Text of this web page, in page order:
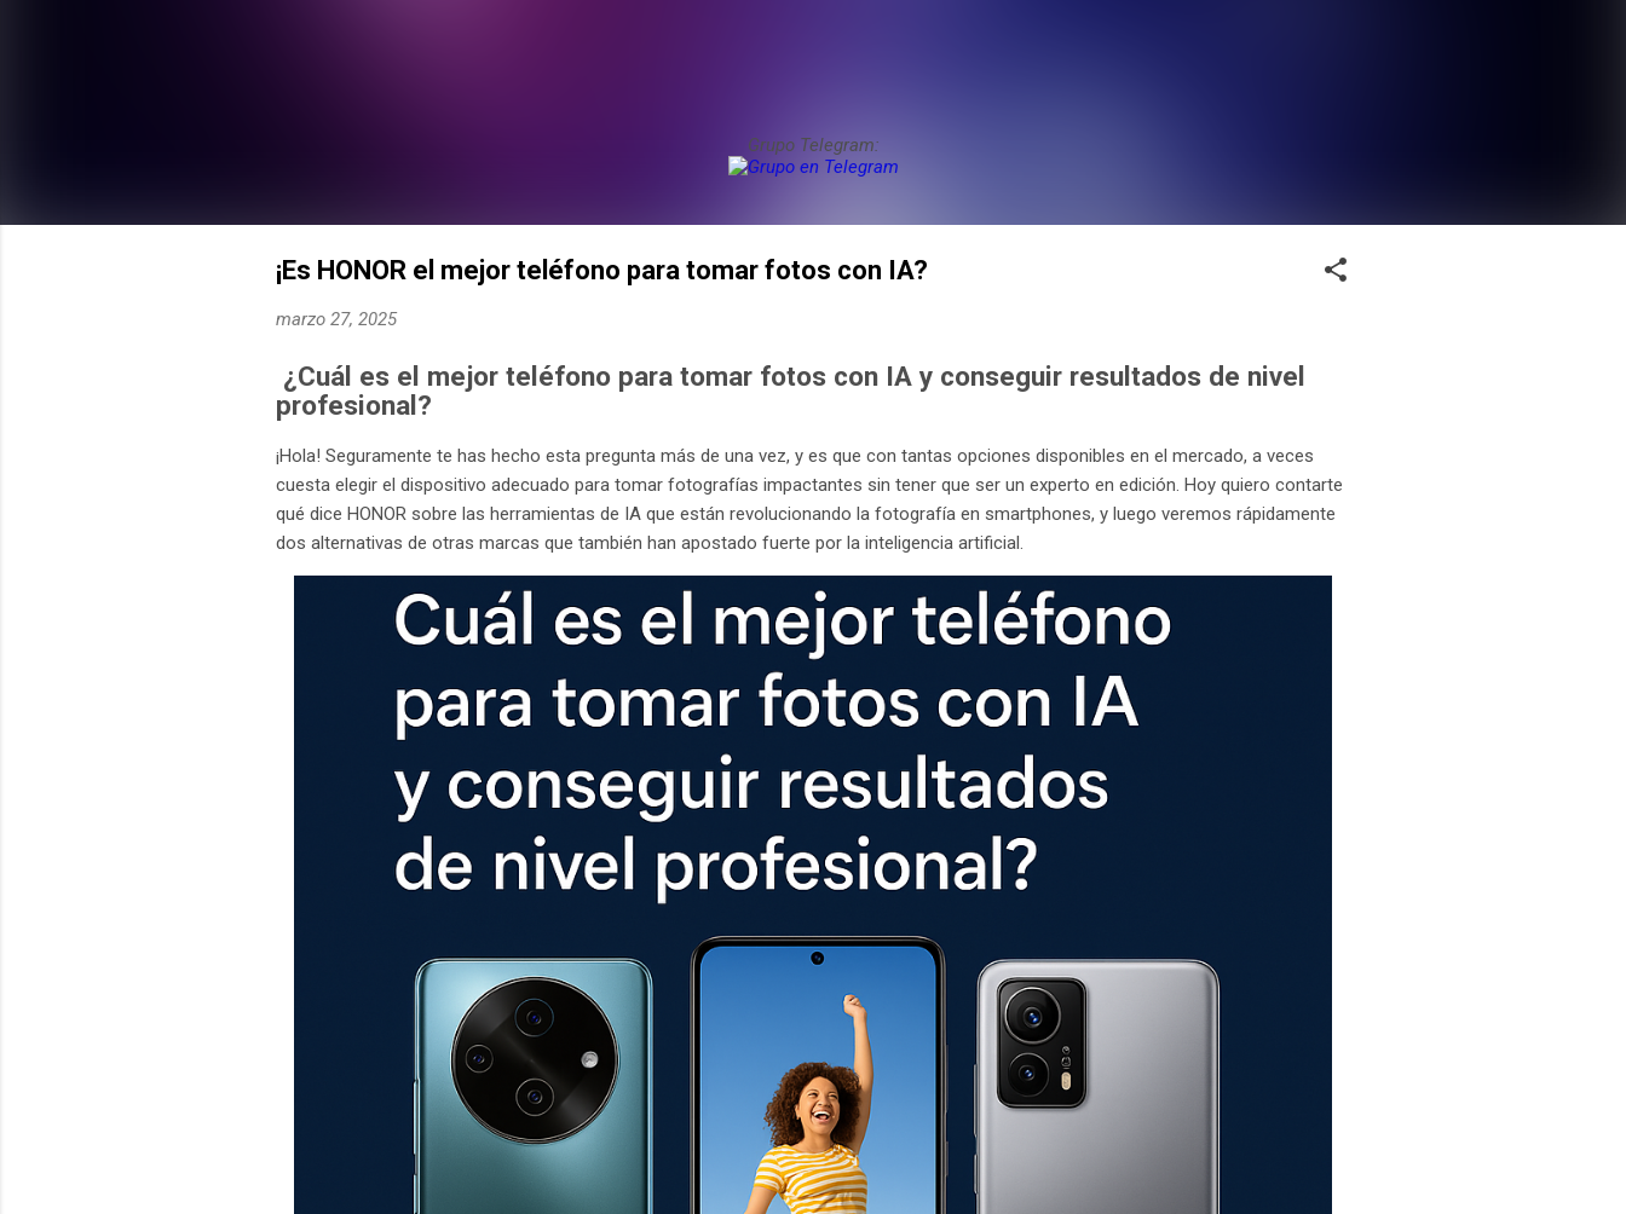
Grupo Telegram:
¡Es HONOR el mejor teléfono para tomar fotos con IA?
marzo 27, 2025
¿Cuál es el mejor teléfono para tomar fotos con IA y conseguir resultados de nivel
profesional?
¡Hola! Seguramente te has hecho esta pregunta más de una vez, y es que con tantas opciones disponibles en el mercado, a veces
cuesta elegir el dispositivo adecuado para tomar fotografías impactantes sin tener que ser un experto en edición. Hoy quiero contarte
qué dice HONOR sobre las herramientas de IA que están revolucionando la fotografía en smartphones, y luego veremos rápidamente
dos alternativas de otras marcas que también han apostado fuerte por la inteligencia artificial.